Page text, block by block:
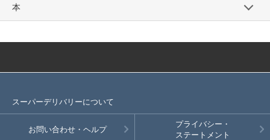
本
スーパーデリバリーについて
お問い合わせ・ヘルプ
プライバシー・
ステートメント